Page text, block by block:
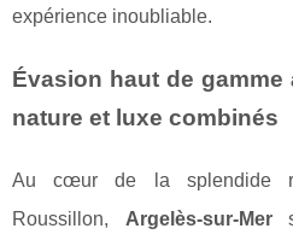
expérience inoubliable.
Évasion haut de gamme
nature et luxe combinés
Au cœur de la splendide
Roussillon, Argelès-sur-Mer